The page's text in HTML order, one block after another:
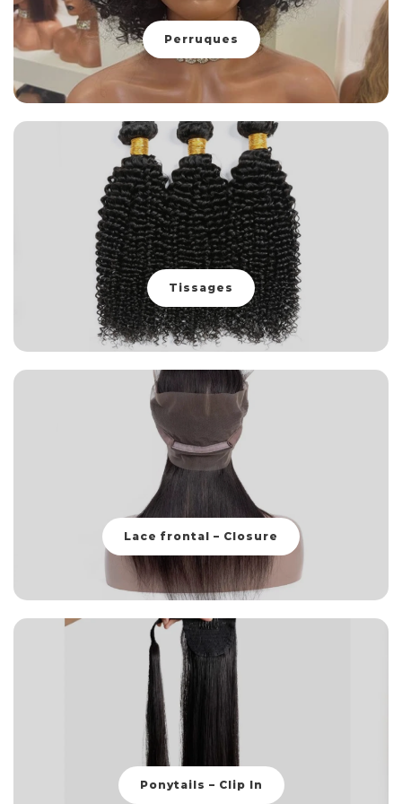
Perruques
Tissages
Lace frontal – Closure
Ponytails – Clip In